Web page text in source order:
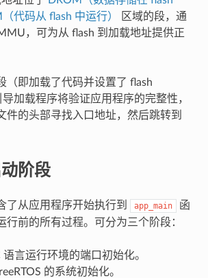
（代码从 flash 中运行）
区域的段，通
，可为从 flash 到加载地址提供正
（即加载了代码并设置了 flash
加载程序将验证应用程序的完整性，
件的头部寻找入口地址，然后跳转到
阶段
了从应用程序开始执行到 app_main
函
行前的所有过程。可分为三个阶段：
言运行环境的端口初始化。
的系统初始化。